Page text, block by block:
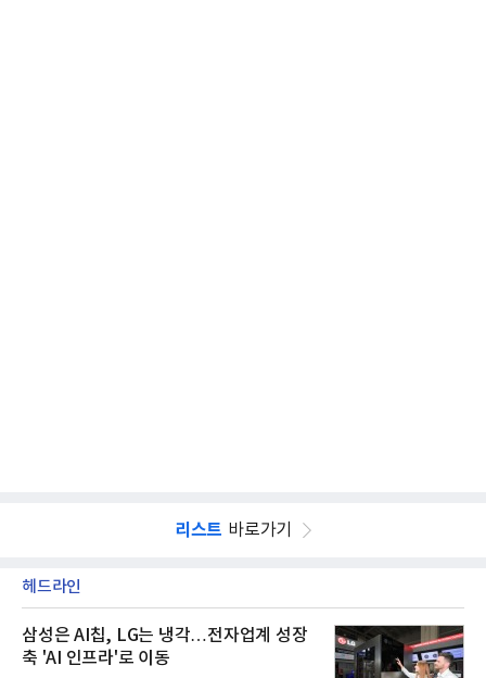
리스트 바로가기
헤드라인
삼성은 AI칩, LG는 냉각…전자업계 성장
축 'AI 인프라'로 이동